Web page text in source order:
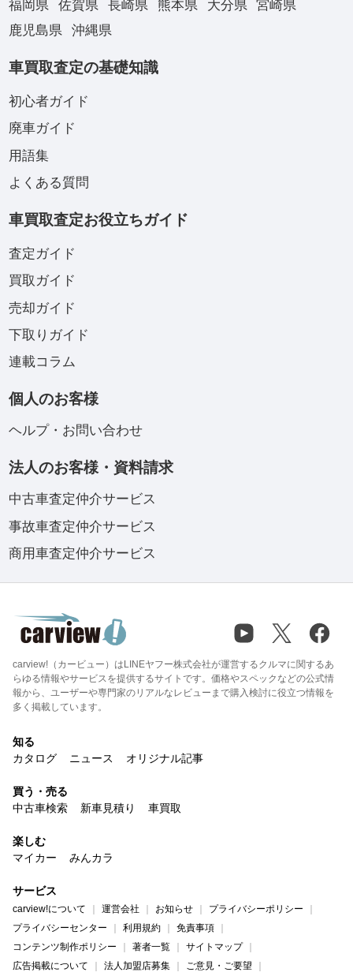
福岡県
佐賀県 長崎県 熊本県 大分県
宮崎県
鹿児島県
沖縄県
車買取査定の基礎知識
初心者ガイド
廃車ガイド
用語集
よくある質問
車買取査定お役立ちガイド
査定ガイド
買取ガイド
売却ガイド
下取りガイド
連載コラム
個人のお客様
ヘルプ・お問い合わせ
法人のお客様・資料請求
中古車査定仲介サービス
事故車査定仲介サービス
商用車査定仲介サービス
carview!（カービュー）はLINEヤフー株式会社が運営するクルマに関するあ
らゆる情報やサービスを提供するサイトです。価格やスペックなどの公式情
報から、ユーザーや専門家のリアルなレビューまで購入検討に役立つ情報を
多く掲載しています。
知る
カタログ
ニュース オリジナル記事
買う・売る
中古車検索
新車見積り 車買取
楽しむ
マイカー
みんカラ
サービス
carview!について 運営会社 お知らせ
プライバシーポリシー
プライバシーセンター
利用規約
免責事項
コンテンツ制作ポリシー
著者一覧
サイトマップ
広告掲載について
法人加盟店募集 ご意見・ご要望